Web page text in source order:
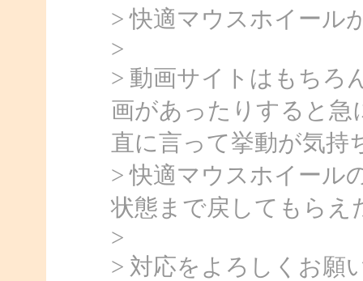
> 快適マウスホイール
>
> 動画サイトはもちろ
画があったりすると急
直に言って挙動が気持
> 快適マウスホイール
状態まで戻してもらえ
>
> 対応をよろしくお願